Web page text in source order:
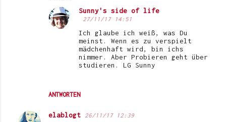
ANTWORTEN
Sunny's side of life
27/11/17 14:51
Ich glaube ich weiß, was Du
meinst. Wenn es zu verspielt
mädchenhaft wird, bin ichs
nimmer. Aber Probieren geht über
studieren. LG Sunny
elablogt 26/11/17 12:39